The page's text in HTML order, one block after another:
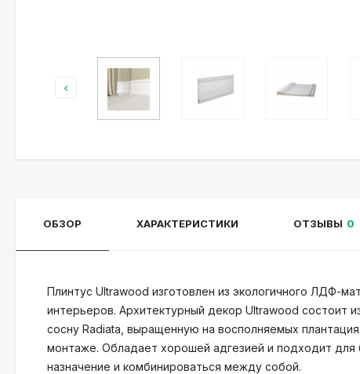
ОБЗОР ХАРАКТЕРИСТИКИ ОТЗЫВЫ 0
Плинтус Ultrawood изготовлен из экологичного ЛДФ-
интерьеров. Архитектурный декор Ultrawood состоит
сосну Radiatа, выращенную на восполняемых
монтаже. Обладает хорошей адгезией и подходит для
назначение и комбинироваться между собой.